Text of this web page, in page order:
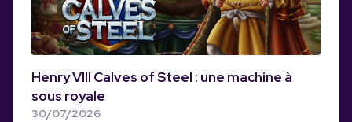
Henry VIII Calves of Steel : une machine à
sous royale
30/07/2026